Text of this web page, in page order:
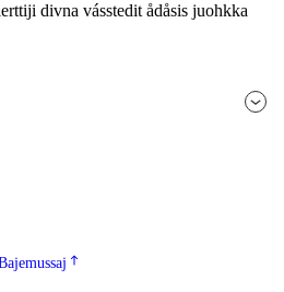
divna vásstedit ådåsis juohkka